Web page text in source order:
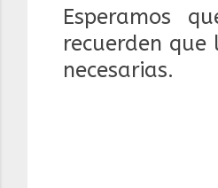
Esperamos
recuerden
necesarias.